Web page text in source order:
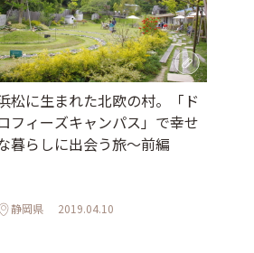
松に生まれた北欧の村。「ド
フィーズキャンパス」で幸せ
暮らしに出会う旅～前編
静岡県 2019.04.10